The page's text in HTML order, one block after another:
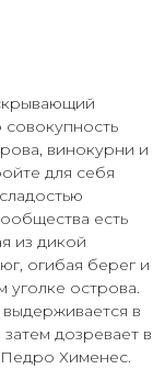
винокурни и
для себя
есть
из дикой
огибая берег и
уголке острова.
в
дозревает в
Педро Хименес.